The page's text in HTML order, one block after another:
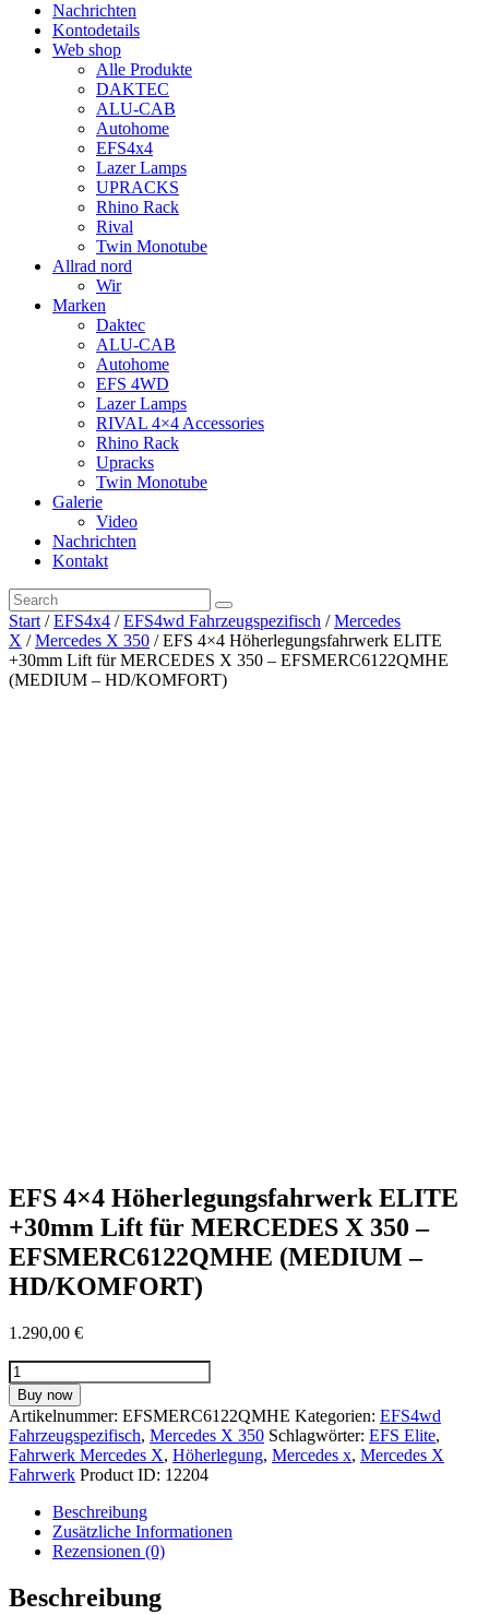
Nachrichten
Kontodetails
Web shop
Alle Produkte
DAKTEC
ALU-CAB
Autohome
EFS4x4
Lazer Lamps
UPRACKS
Rhino Rack
Rival
Twin Monotube
Allrad nord
Wir
Marken
Daktec
ALU-CAB
Autohome
EFS 4WD
Lazer Lamps
RIVAL 4×4 Accessories
Rhino Rack
Upracks
Twin Monotube
Galerie
Video
Nachrichten
Kontakt
Start /EFS4x4 /EFS4wd Fahrzeugspezifisch /Mercedes
X /Mercedes X 350 / EFS 4×4 Höherlegungsfahrwerk ELITE
+30mm Lift für MERCEDES X 350 – EFSMERC6122QMHE
(MEDIUM – HD/KOMFORT)
EFS 4×4 Höherlegungsfahrwerk ELITE
+30mm Lift für MERCEDES X 350 –
EFSMERC6122QMHE (MEDIUM –
HD/KOMFORT)
1.290,00 €
EFS
4x4
Höherlegungsfahrwerk
ELITE
+30mm
Lift
für
MERCEDES
EFSMERC6122QMHE
(MEDIUM
Buy now
Artikelnummer: EFSMERC6122QMHE Kategorien: EFS4wd
Fahrzeugspezifisch, Mercedes X 350 Schlagwörter: EFS Elite,
Fahrwerk Mercedes X, Höherlegung, Mercedes x, Mercedes X
Fahrwerk Product ID: 12204
Beschreibung
Zusätzliche Informationen
Rezensionen (0)
Beschreibung